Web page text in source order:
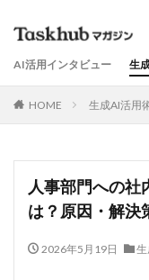
AI活用インタビュー 生
HOME 生成AI活用
人事部門への社
は？原因・解決
2026年5月19日